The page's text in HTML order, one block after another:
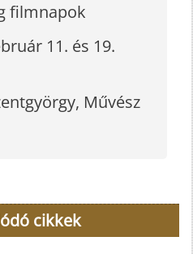
filmnapok
11. és 19.
Művész
cikkek